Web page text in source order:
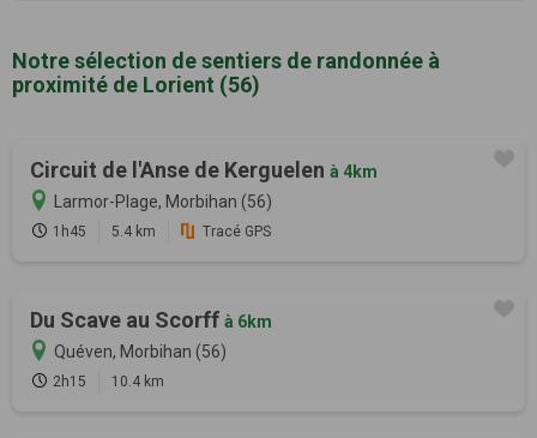
Notre sélection de sentiers de randonnée à
proximité de Lorient (56)
Circuit de l'Anse de Kerguelen à 4km
Larmor-Plage, Morbihan (56)
1h45 5.4 km Tracé GPS
Du Scave au Scorff à 6km
Quéven, Morbihan (56)
2h15 10.4 km